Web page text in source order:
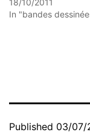
In "bandes
Published 03/07/